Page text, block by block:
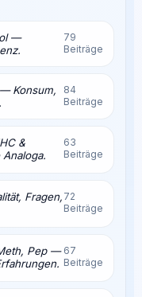
—
79
Beiträge
Konsum,
84
Beiträge
&
63
Beiträge
Fragen, 72
Beiträge
Pep — 67
Beiträge